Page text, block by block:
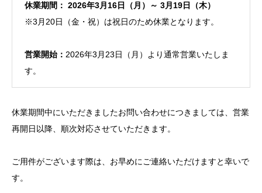
休業期間： 2026年3月16日（月）～ 3月19日（木）
※3月20日（金・祝）は祝日のため休業となります。
営業開始： 2026年3月23日（月）より通常営業いたしま
す。
休業期間中にいただきましたお問い合わせにつきましては、営業
再開日以降、順次対応させていただきます。
ご用件がございます際は、お早めにご連絡いただけますと幸いで
す。